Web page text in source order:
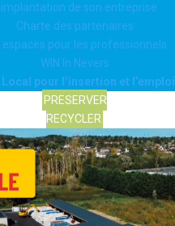
de son entreprise
Charte des partenaires
espaces pour les professionnels
WIN In Nevers
Local pour l’insertion et l’emploi
PRESERVER
RECYCLER